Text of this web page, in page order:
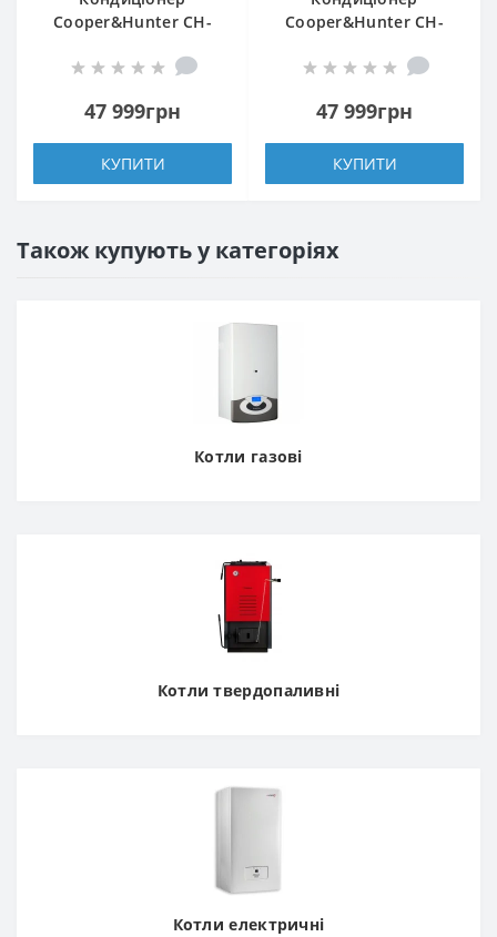
Cooper&Hunter CH-
Inverter
47 999грн
КУПИТИ
Cooper&Hunter CH-
47 999грн
КУПИТИ
Також купують у категоріях
Котли газові
Котли твердопаливні
Котли електричні